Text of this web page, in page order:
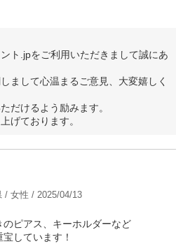
ト.jpをご利用いただきまして誠にあ
まして心温まるご意見、大変嬉しく
だけるよう励みます。
げております。
/ 女性 / 2025/04/13
ピアス、キーホルダーなど
しています！